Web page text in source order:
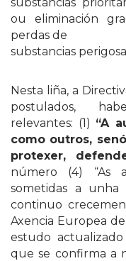
ou eliminación
perdas de
substancias
Nesta liña, a
postulados,
relevantes: (1) “A
como outros,
protexer,
número (4) “As
sometidas a unha
continuo
Axencia Europea
estudo
que se confirma a